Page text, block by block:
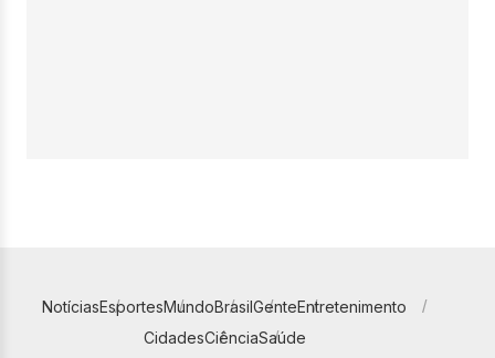
NotíciasEsportesMundoBrasilGenteEntretenimento
CidadesCiênciaSaúde